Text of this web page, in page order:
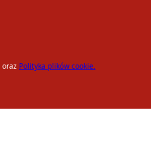
oraz Polityka plików cookie.